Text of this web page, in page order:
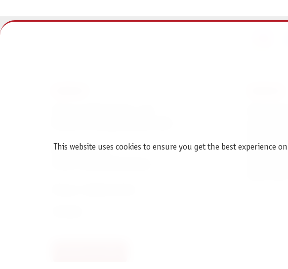
Am Straßbach 3
Shipping
This website uses cookies to ensure you get the best experience